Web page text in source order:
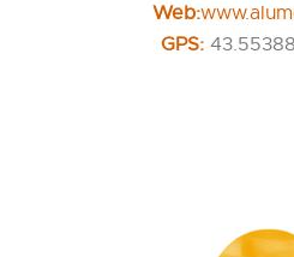
Web:
GPS: